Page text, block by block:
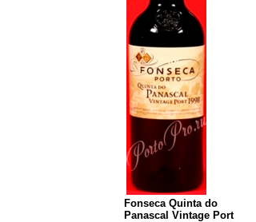
Fonseca Quinta do
Panascal Vintage Port